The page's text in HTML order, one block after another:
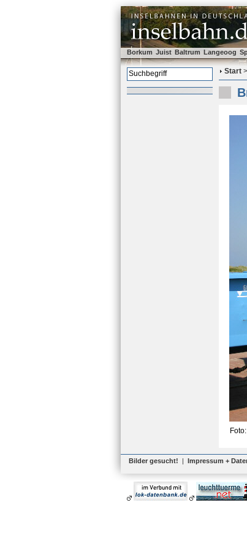
Borkum Juist Baltrum Langeoog
Start >
Foto:
Bilder gesucht! | Impressum +